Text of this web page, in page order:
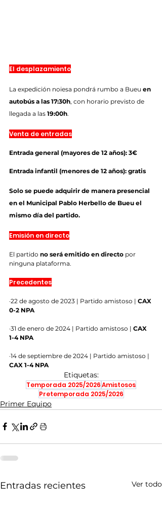
El desplazamiento
La expedición noiesa pondrá rumbo a Bueu en
autobús a las 17:30h, con horario previsto de
llegada a las 19:00h.
Venta de entradas
Entrada general (mayores de 12 años): 3€
Entrada infantil (menores de 12 años): gratis
Solo se puede adquirir de manera presencial
en el Municipal Pablo Herbello de Bueu el
mismo día del partido.
Emisión en directo
El partido no será emitido en directo por
ninguna plataforma.
Precedentes
·22 de agosto de 2023 | Partido amistoso | CAX
0-2 NPA
·31 de enero de 2024 | Partido amistoso | CAX
1-4 NPA
·14 de septiembre de 2024 | Partido amistoso |
CAX 1-4 NPA
Etiquetas:
Temporada 2025/2026Amistosos
Pretemporada 2025/2026
Primer Equipo
Entradas recientes Ver todo